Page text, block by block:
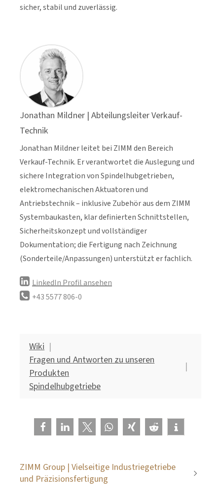
sicher, stabil und zuverlässig.
Jonathan Mildner | Abteilungsleiter Verkauf-
Technik
Jonathan Mildner leitet bei ZIMM den Bereich
Verkauf-Technik. Er verantwortet die Auslegung und
sichere Integration von Spindelhubgetrieben,
elektromechanischen Aktuatoren und
Antriebstechnik – inklusive Zubehör aus dem ZIMM
Systembaukasten, klar definierten Schnittstellen,
Sicherheitskonzept und vollständiger
Dokumentation; die Fertigung nach Zeichnung
(Sonderteile/Anpassungen) unterstützt er fachlich.
LinkedIn Profil ansehen
+43 5577 806-0
Wiki
Fragen und Antworten zu unseren
Produkten
Spindelhubgetriebe
ZIMM Group | Vielseitige Industriegetriebe
und Präzisionsfertigung